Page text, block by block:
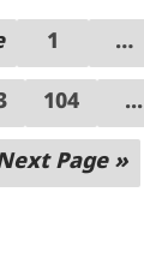
1 …
104 ...
Page »